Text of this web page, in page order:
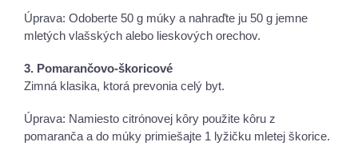
Úprava: Odoberte 50 g múky a nahraďte ju 50 g jemne
mletých vlašských alebo lieskových orechov.
3. Pomarančovo-škoricové
Zimná klasika, ktorá prevonia celý byt.
Úprava: Namiesto citrónovej kôry použite kôru z
pomaranča a do múky primiešajte 1 lyžičku mletej škorice.